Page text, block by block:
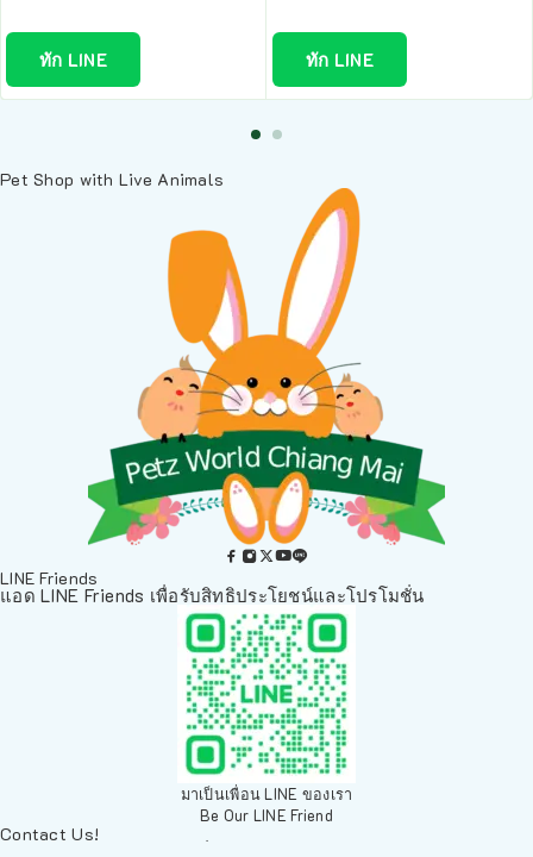
ทัก LINE ทัก LINE
Pet Shop with Live Animals
LINE Friends
แอด LINE Friends เพื่อรับสิทธิประโยชน์และโปรโมชั่น
มาเป็นเพื่อน LINE ของเรา
Be Our LINE Friend
Contact Us!